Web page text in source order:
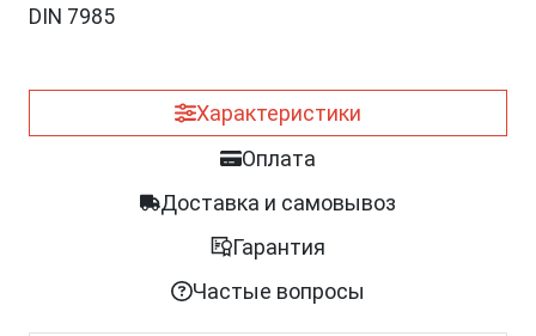
DIN 7985
Характеристики
Оплата
Доставка и самовывоз
Гарантия
Частые вопросы